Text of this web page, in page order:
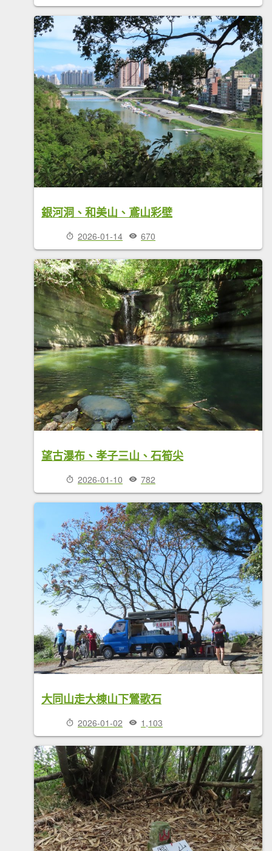
銀河洞、和美山、鳶山彩壁
2026-01-14 670
望古瀑布、孝子三山、石筍尖
2026-01-10 782
大同山走大棟山下鶯歌石
2026-01-02 1,103